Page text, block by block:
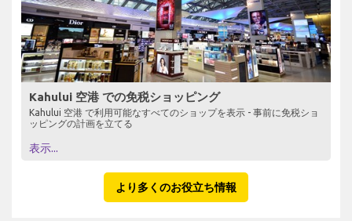
Kahului 空港 での免税ショッピング
Kahului 空港 で利用可能なすべてのショップを表示 - 事前に免税ショ
ッピングの計画を立てる
表示...
より多くのお役立ち情報